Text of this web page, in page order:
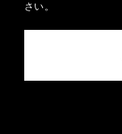
さい。